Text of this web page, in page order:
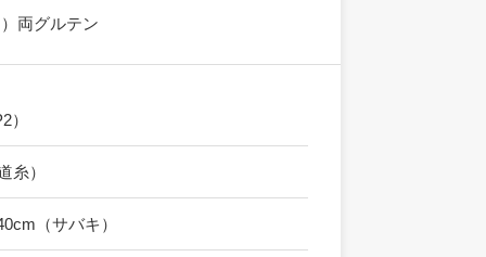
両グルテン
）
糸）
（サバキ）